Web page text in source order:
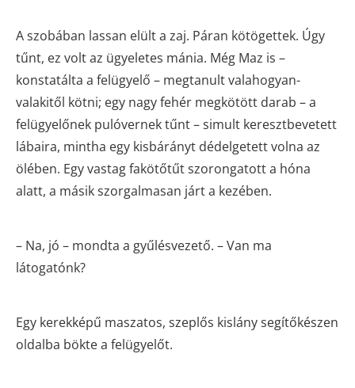
A szobában lassan elült a zaj. Páran kötögettek. Úgy
tűnt, ez volt az ügyeletes mánia. Még Maz is –
konstatálta a felügyelő – megtanult valahogyan-
valakitől kötni; egy nagy fehér megkötött darab – a
felügyelőnek pulóvernek tűnt – simult keresztbevetett
lábaira, mintha egy kisbárányt dédelgetett volna az
ölében. Egy vastag fakötőtűt szorongatott a hóna
alatt, a másik szorgalmasan járt a kezében.
– Na, jó – mondta a gyűlésvezető. – Van ma
látogatónk?
Egy kerekképű maszatos, szeplős kislány segítőkészen
oldalba bökte a felügyelőt.